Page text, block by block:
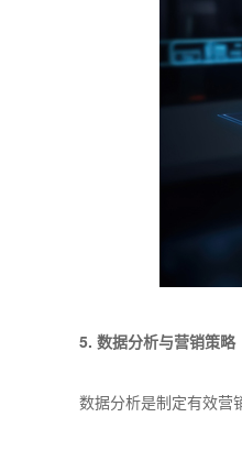
5. 数据分析与营销策略
数据分析是制定有效营